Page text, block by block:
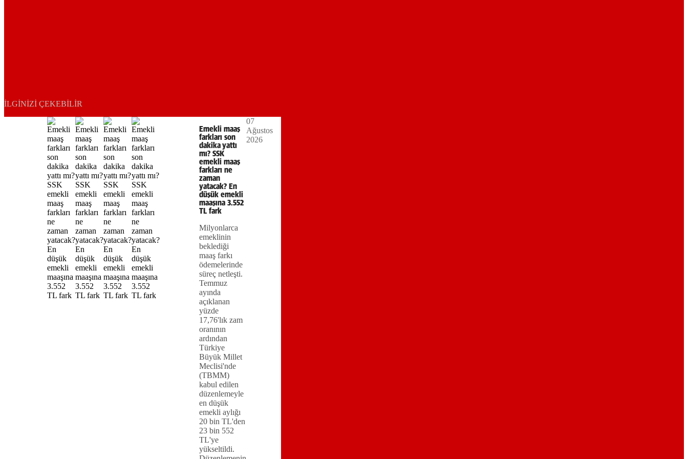
İLGINIZI ÇEKEBILIR
Emekli maaş
farkları son
dakika yattı
mı? SSK
emekli maaş
farkları ne
zaman
yatacak? En
düşük emekli
maaşına 3.552
TL fark
Milyonlarca
emeklinin
beklediği
maaş farkı
ödemelerinde
süreç netleşti.
Temmuz
ayında
açıklanan
yüzde
17,76'lık zam
oranının
ardından
Türkiye
Büyük Millet
Meclisi'nde
(TBMM)
kabul edilen
düzenlemeyle
en düşük
emekli aylığı
20 bin TL'den
23 bin 552
TL'ye
yükseltildi.
07
Ağustos
2026